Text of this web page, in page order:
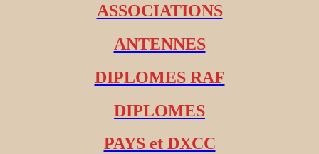
ASSOCIATIONS
ANTENNES
DIPLOMES RAF
DIPLOMES
PAYS et DXCC